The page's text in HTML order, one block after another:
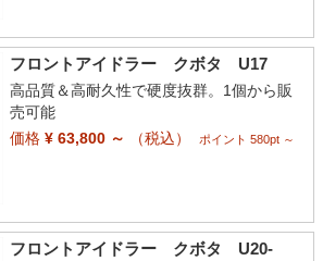
フロントアイドラー クボタ U17
高品質＆高耐久性で硬度抜群。1個から販
売可能
価格¥ 63,800 ～ （税込） ポイント 580pt ～
フロントアイドラー クボタ U20-